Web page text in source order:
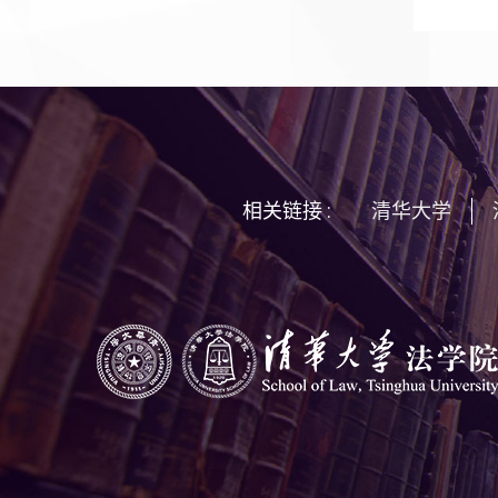
相关链接 : 清华大学